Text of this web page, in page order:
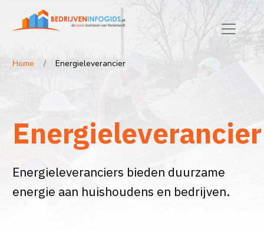
Home Energieleverancier
Energieleverancier
Energieleveranciers bieden duurzame
energie aan huishoudens en bedrijven.